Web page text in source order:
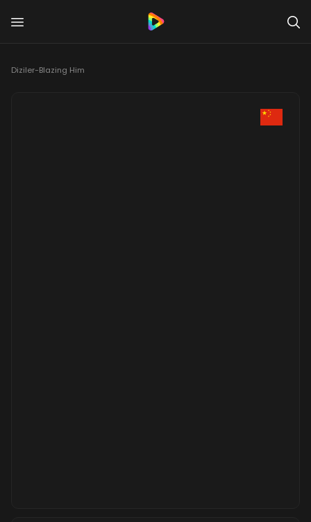
Diziler-Blazing Him